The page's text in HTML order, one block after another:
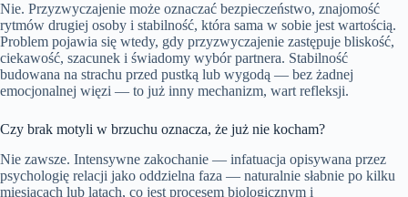
Nie. Przyzwyczajenie może oznaczać bezpieczeństwo, znajomość
rytmów drugiej osoby i stabilność, która sama w sobie jest wartością.
Problem pojawia się wtedy, gdy przyzwyczajenie zastępuje bliskość,
ciekawość, szacunek i świadomy wybór partnera. Stabilność
budowana na strachu przed pustką lub wygodą — bez żadnej
emocjonalnej więzi — to już inny mechanizm, wart refleksji.
Czy brak motyli w brzuchu oznacza, że już nie kocham?
Nie zawsze. Intensywne zakochanie — infatuacja opisywana przez
psychologię relacji jako oddzielna faza — naturalnie słabnie po kilku
miesiącach lub latach, co jest procesem biologicznym i